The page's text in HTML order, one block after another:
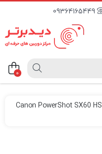
09364165449
0
دوربین عکاسی کانن Canon PowerShot SX60 HS